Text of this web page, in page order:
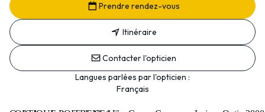
Prendre rendez-vous
Itinéraire
Contacter l'opticien
Langues parlées par l'opticien :
Français